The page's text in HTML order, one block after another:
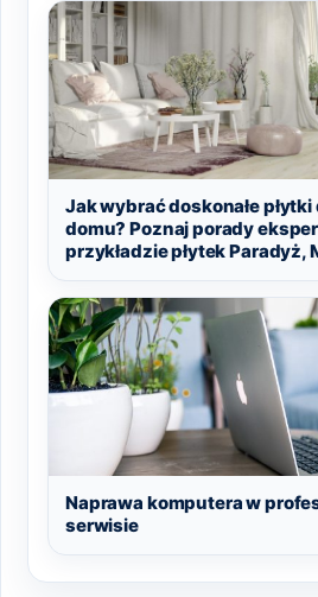
Jak wybrać doskonałe
domu? Poznaj porady
przykładzie płytek Paradyż,
Naprawa komputera w
serwisie